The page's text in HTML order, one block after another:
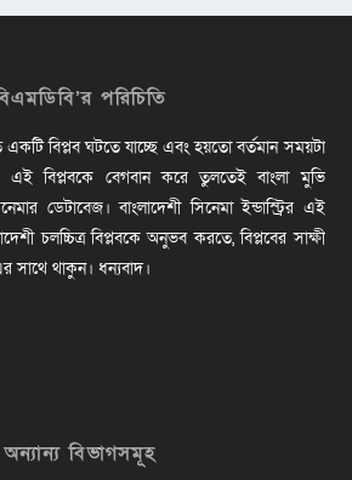
পরিচিতি
একটি বিপ্লব ঘটতে যাচ্ছে এবং হয়তো বর্তমান সময়টা
এই বিপ্লবকে বেগবান করে তুলতেই বাংলা মুভি
ডেটাবেজ। বাংলাদেশী সিনেমা ইন্ডাস্ট্রির এই
চলচ্চিত্র বিপ্লবকে অনুভব করতে, বিপ্লবের সাক্ষী
সাথে থাকুন। ধন্যবাদ।
অন্যান্য বিভাগসমূহ